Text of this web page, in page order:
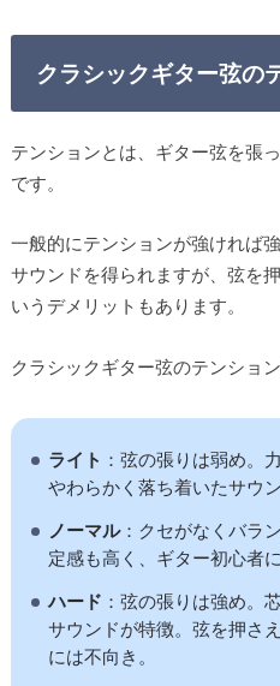
クラシックギター弦の
テンションとは、ギター弦を張
です。
一般的にテンションが強ければ
サウンドを得られますが、弦を
いうデメリットもあります。
クラシックギター弦のテンショ
ライト ：弦の張りは弱め。
やわらかく落ち着いたサウ
ノーマル：クセがなくバラ
定感も高く、ギター初心者
ハード ：弦の張りは強め。
サウンドが特徴。弦を押さ
には不向き。